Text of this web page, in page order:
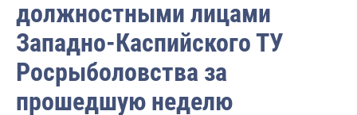
Отраслевые СМИ
Выставки и конференции
Научно-практическая литература
Рыбоохрана России
должностными лицами
Западно-Каспийского ТУ
Росрыболовства за
прошедшую неделю